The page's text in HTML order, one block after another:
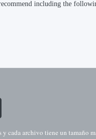
y cada archivo tiene un tamaño